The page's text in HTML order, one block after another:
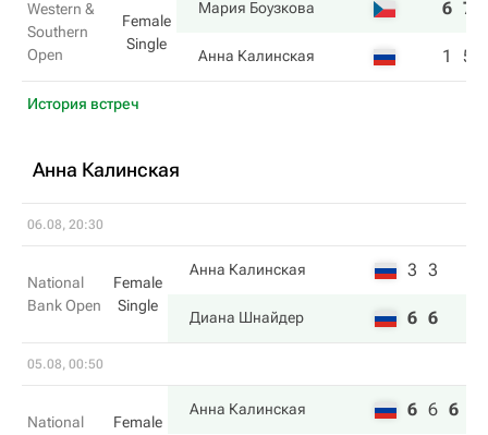
Western &
Southern
Open
Female
Single
Мария Боузкова 6 7
Анна Калинская 1 5
История встреч
Анна Калинская
06.08, 20:30
National
Bank Open
Female
Single
Анна Калинская 3 3
Диана Шнайдер 6 6
05.08, 00:50
National
Female
Анна Калинская 6 6 6